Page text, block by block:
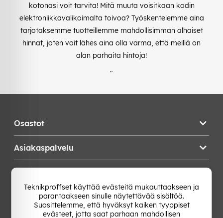
kotonasi voit tarvita! Mitä muuta voisitkaan kodin
elektroniikkavalikoimalta toivoa? Työskentelemme aina
tarjotaksemme tuotteillemme mahdollisimman alhaiset
hinnat, joten voit lähes aina olla varma, että meillä on
alan parhaita hintoja!
"
Osastot
Asiakaspalvelu
Vaihda Maa
Teknikproffset käyttää evästeitä mukauttaakseen ja
parantaakseen sinulle näytettävää sisältöä.
Suosittelemme, että hyväksyt kaiken tyyppiset
evästeet, jotta saat parhaan mahdollisen